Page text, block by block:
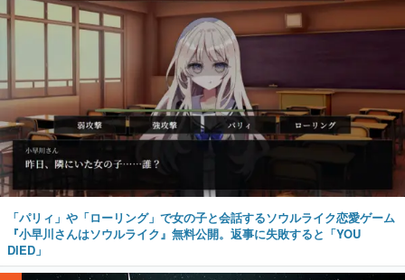
「パリィ」や「ローリング」で女の子と会話するソウルライク恋愛ゲーム
『小早川さんはソウルライク』無料公開。返事に失敗すると「YOU
DIED」